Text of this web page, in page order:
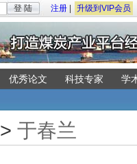
登 陆 注册 升级到VIP会员
学
科技专家
优秀论文
> 于春兰